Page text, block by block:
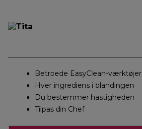
Betroede EasyClean-værktøjer
Hver ingrediens i blandingen
Du bestemmer hastigheden
Tilpas din Chef